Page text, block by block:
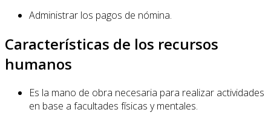
Administrar los pagos de nómina.
Características de los recursos
humanos
Es la mano de obra necesaria para realizar actividades
en base a facultades físicas y mentales.